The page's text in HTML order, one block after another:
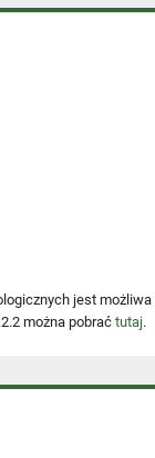
jest możliwa
można pobrać tutaj.